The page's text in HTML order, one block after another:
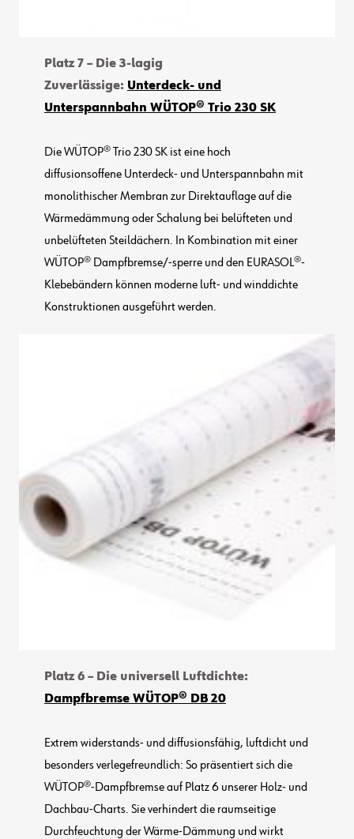
Platz 7 – Die 3-lagig
Zuverlässige: Unterdeck- und
Unterspannbahn WÜTOP® Trio 230 SK
Die WÜTOP® Trio 230 SK ist eine hoch
diffusionsoffene Unterdeck- und Unterspannbahn mit
monolithischer Membran zur Direktauflage auf die
Wärmedämmung oder Schalung bei belüfteten und
unbelüfteten Steildächern. In Kombination mit einer
WÜTOP® Dampfbremse/-sperre und den EURASOL®-
Klebebändern können moderne luft- und winddichte
Konstruktionen ausgeführt werden.
Platz 6 – Die universell Luftdichte:
Dampfbremse WÜTOP® DB 20
Extrem widerstands- und diffusionsfähig, luftdicht und
besonders verlegefreundlich: So präsentiert sich die
WÜTOP®-Dampfbremse auf Platz 6 unserer Holz- und
Dachbau-Charts. Sie verhindert die raumseitige
Durchfeuchtung der Wärme-Dämmung und wirkt